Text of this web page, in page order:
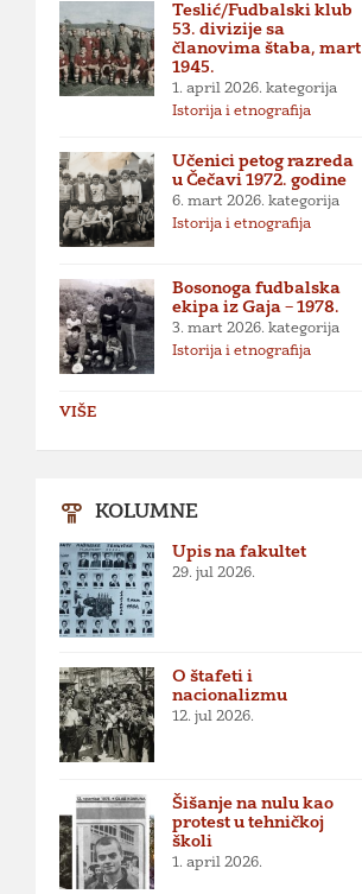
Teslić/Fudbalski klub
53. divizije sa
članovima štaba, mart
1945.
1. april 2026. kategorija
Istorija i etnografija
Učenici petog razreda
u Čečavi 1972. godine
6. mart 2026. kategorija
Istorija i etnografija
Bosonoga fudbalska
ekipa iz Gaja – 1978.
3. mart 2026. kategorija
Istorija i etnografija
VIŠE
KOLUMNE
Upis na fakultet
29. jul 2026.
O štafeti i
nacionalizmu
12. jul 2026.
Šišanje na nulu kao
protest u tehničkoj
školi
1. april 2026.